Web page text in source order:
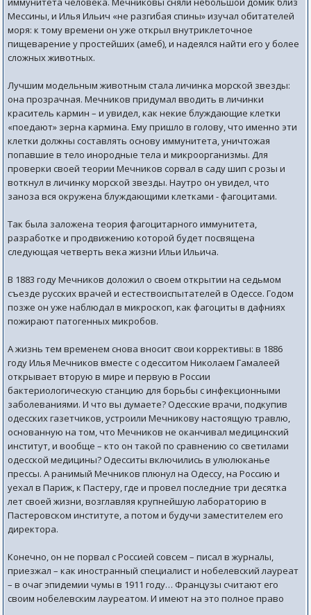
Мессины, и Илья Ильич «не разгибая спины» изучал обитателей
моря: к тому времени он уже открыл внутриклеточное
пищеварение у простейших (амеб), и надеялся найти его у более
сложных животных.
Лучшим модельным животным стала личинка морской звезды:
она прозрачная. Мечников придумал вводить в личинки
краситель кармин – и увидел, как некие блуждающие клетки
«поедают» зерна кармина. Ему пришло в голову, что именно эти
клетки должны составлять основу иммунитета, уничтожая
попавшие в тело инородные тела и микроорганизмы. Для
проверки своей теории Мечников сорвал в саду шип с розы и
воткнул в личинку морской звезды. Наутро он увидел, что
заноза вся окружена блуждающими клетками - фагоцитами.
Так была заложена теория фагоцитарного иммунитета,
разработке и продвижению которой будет посвящена
следующая четверть века жизни Ильи Ильича.
В 1883 году Мечников доложил о своем открытии на седьмом
съезде русских врачей и естествоиспытателей в Одессе. Годом
позже он уже наблюдал в микроскоп, как фагоциты в дафниях
пожирают патогенных микробов.
А жизнь тем временем снова вносит свои коррективы: в 1886
году Илья Мечников вместе с одесситом Николаем Гамалеей
открывает вторую в мире и первую в России
бактериологическую станцию для борьбы с инфекционными
заболеваниями. И что вы думаете? Одесские врачи, подкупив
одесских газетчиков, устроили Мечникову настоящую травлю,
основанную на том, что Мечников не оканчивал медицинский
институт, и вообще – кто он такой по сравнению со светилами
одесской медицины? Одесситы включились в улюлюканье
прессы. А ранимый Мечников плюнул на Одессу, на Россию и
уехал в Париж, к Пастеру, где и провел последние три десятка
лет своей жизни, возглавляя крупнейшую лабораторию в
Пастеровском институте, а потом и будучи заместителем его
директора.
Конечно, он не порвал с Россией совсем – писал в журналы,
приезжал – как иностранный специалист и нобелевский лауреат
– в очаг эпидемии чумы в 1911 году… Французы считают его
своим нобелевским лауреатом. И имеют на это полное право